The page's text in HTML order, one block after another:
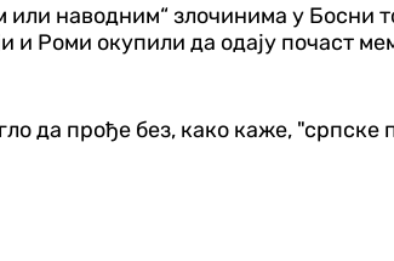
наводним“ злочинима у Босни
Роми окупили да одају почаст
да прође без, како каже, "српске